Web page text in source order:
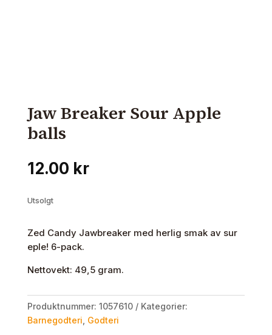
Jaw Breaker Sour Apple
balls
12.00 kr
Utsolgt
Zed Candy Jawbreaker med herlig smak av sur
eple! 6-pack.
Nettovekt: 49,5 gram.
Produktnummer: 1057610
Kategorier:
Barnegodteri Godteri